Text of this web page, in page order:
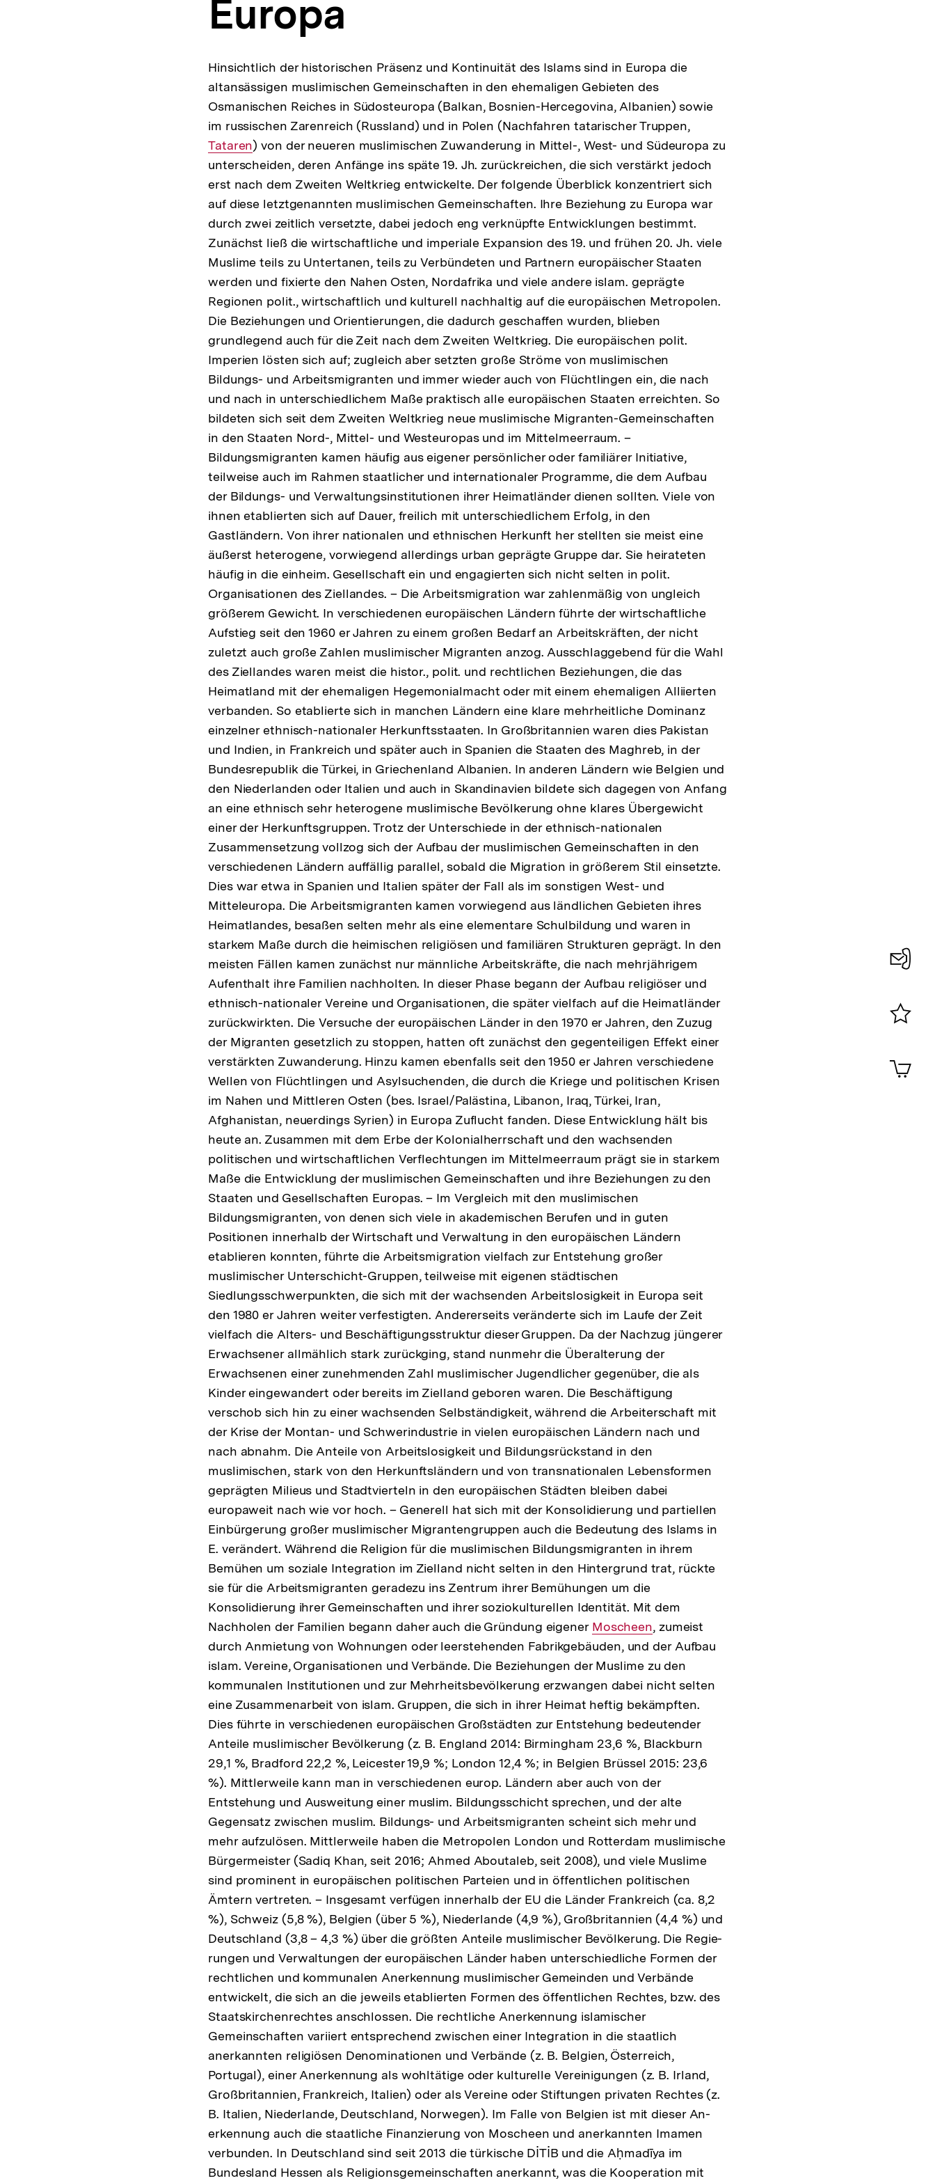
Europa
Hinsichtlich der historischen Präsenz und Kontinuität des Islams sind in Europa die
altansässigen muslimischen Gemeinschaften in den ehemaligen Gebieten des
Osmanischen Reiches in Südosteuropa (Balkan, Bosnien-­Hercegovina, Albanien) sowie
im russischen Zarenreich (Russland) und in Polen (Nachfahren tatarischer Truppen,Interner
Link:
Tataren) von der neueren muslimischen Zuwanderung in Mittel-, West- und Südeuropa zu
unterscheiden, deren Anfänge ins späte 19. Jh. zurückreichen, die sich verstärkt jedoch
erst nach dem Zweiten Weltkrieg entwickelte. Der folgende Überblick konzentriert sich
auf diese letztgenannten muslimischen Gemeinschaften. Ihre Beziehung zu Europa war
durch zwei zeitlich versetzte, dabei jedoch eng verknüpfte Entwicklungen bestimmt.
Zunächst ließ die wirtschaftliche und imperiale Expansion des 19. und frühen 20. Jh. viele
Muslime teils zu Untertanen, teils zu Verbündeten und Partnern europäischer Staaten
werden und fixierte den Nahen Osten, Nordafrika und viele andere islam. geprägte
Regionen polit., wirtschaftlich und kulturell nachhaltig auf die europäischen Metropolen.
Die Beziehungen und Orientierungen, die dadurch geschaffen wurden, blieben
grundlegend auch für die Zeit nach dem Zweiten Weltkrieg. Die europäischen polit.
Imperien lösten sich auf; zugleich aber setzten große Ströme von muslimischen
Bildungs- und Arbeitsmigranten und immer wieder auch von Flüchtlingen ein, die nach
und nach in unterschiedlichem Maße praktisch alle europäischen Staaten erreichten. So
bildeten sich seit dem Zweiten Weltkrieg neue muslimische Migranten-­Gemein­schaf­ten
in den Staaten Nord-, Mittel- und Westeuropas und im Mittelmeerraum. –
Bildungsmigranten kamen häufig aus eigener persönlicher oder familiärer Initiative,
teilweise auch im Rahmen staatlicher und internationaler Programme, die dem Aufbau
der Bildungs- und Verwaltungsinstitutionen ihrer Heimatländer dienen sollten. Viele von
ihnen etablierten sich auf Dauer, freilich mit unterschiedlichem Erfolg, in den
Gastländern. Von ihrer nationalen und ethnischen Herkunft her stellten sie meist eine
äußerst heterogene, vorwiegend allerdings urban geprägte Gruppe dar. Sie heirateten
häufig in die einheim. Gesellschaft ein und engagierten sich nicht selten in polit.
Organisationen des Ziellandes. – Die Arbeitsmigration war zahlenmäßig von ungleich
größerem Gewicht. In verschiedenen europäischen Ländern führte der wirtschaftliche
Aufstieg seit den 1960 er Jahren zu einem großen Bedarf an Arbeitskräften, der nicht
zuletzt auch große Zahlen muslimischer Migranten anzog. Ausschlaggebend für die Wahl
des Ziellandes waren meist die histor., polit. und rechtlichen Beziehungen, die das
Heimatland mit der ehemaligen Hegemonialmacht oder mit einem ehemaligen Alliierten
verbanden. So etablierte sich in manchen Ländern eine klare mehrheitliche Dominanz
einzelner ethnisch-­nationaler Herkunftsstaaten. In Großbritannien waren dies Pakistan
und Indien, in Frankreich und später auch in Spanien die Staaten des Maghreb, in der
Bundesrepublik die Türkei, in Griechenland Albanien. In anderen Ländern wie Belgien und
den Niederlanden oder Italien und auch in Skandinavien bildete sich dagegen von Anfang
an eine ethnisch sehr heterogene muslimische Bevölkerung ohne klares Übergewicht
einer der Herkunftsgruppen. Trotz der Unterschiede in der ethnisch-­nationalen
Zusammensetzung vollzog sich der Aufbau der muslimischen Gemeinschaften in den
verschiedenen Ländern auffällig parallel, sobald die Migration in größerem Stil einsetzte.
Dies war etwa in Spanien und Italien später der Fall als im sonstigen West- und
Mitteleuropa. Die Arbeitsmigranten ­kamen vorwiegend aus ländlichen Gebieten ihres
Heimatlandes, besaßen selten mehr als eine elementare Schulbildung und waren in
starkem Maße durch die heimischen religiösen und familiären Struk­turen geprägt. In den
meisten Fällen kamen zunächst nur männliche Arbeitskräfte, die nach mehrjährigem
Aufenthalt ihre Familien nachholten. In dieser Phase begann der Aufbau religiöser und
ethnisch-­nationaler Vereine und Organisationen, die später vielfach auf die Heimatländer
zurückwirkten. Die Versuche der europäischen Länder in den 1970 er Jahren, den Zuzug
der Migranten gesetzlich zu stoppen, hatten oft zunächst den gegenteiligen Effekt einer
verstärkten Zuwanderung. Hinzu kamen ebenfalls seit den 1950 er Jahren verschiedene
Wellen von Flüchtlingen und Asyl­suchenden, die durch die Kriege und politischen Krisen
im Nahen und Mittleren Osten (bes. Israel/Palästina, Libanon, Iraq, Türkei, Iran,
Afghanistan, neuerdings Syrien) in Europa Zuflucht fanden. Diese Entwicklung hält bis
heute an. Zusammen mit dem Erbe der Kolonialherrschaft und den wachsenden
politischen und wirtschaftlichen Verflechtungen im Mittelmeerraum prägt sie in starkem
Maße die Entwicklung der muslimischen Gemeinschaften und ihre Beziehungen zu den
Staaten und Gesellschaften Europas. – Im Vergleich mit den muslimischen
Bildungsmigranten, von denen sich viele in akademischen Berufen und in guten
Positionen innerhalb der Wirtschaft und Verwaltung in den europäischen Ländern
etablieren konnten, führte die Arbeitsmigration vielfach zur Entstehung großer
muslimischer Unterschicht-­Gruppen, teilweise mit eigenen städtischen
Siedlungsschwerpunkten, die sich mit der wachsenden Arbeitslosigkeit in Europa seit
den 1980 er Jahren weiter verfestigten. Andererseits veränderte sich im Laufe der Zeit
vielfach die Alters- und Beschäftigungsstruktur dieser Gruppen. Da der Nachzug jüngerer
Erwachsener allmählich stark zurückging, stand nunmehr die Überalterung der
Erwachsenen einer zunehmenden Zahl muslimischer Jugendlicher gegenüber, die als
Kinder eingewandert oder bereits im Zielland geboren waren. Die Beschäftigung
verschob sich hin zu einer wachsenden Selbständigkeit, während die Arbeiterschaft mit
der Krise der Montan- und Schwer­industrie in vielen europäischen Ländern nach und
nach abnahm. Die Anteile von Arbeitslosigkeit und Bildungsrückstand in den
muslimischen, stark von den Herkunftsländern und von transnatio­nalen Lebensformen
geprägten Milieus und Stadtvierteln in den ­europäischen Städten bleiben dabei
europaweit nach wie vor hoch. – Generell hat sich mit der Konsolidierung und partiellen
Einbürgerung großer muslimischer Migrantengruppen auch die Bedeutung des Islams in
E. verändert. Während die Religion für die muslimischen Bildungsmigranten in ihrem
Bemühen um soziale Integration im Zielland nicht selten in den Hintergrund trat, rückte
sie für die Arbeitsmigranten geradezu ins Zentrum ihrer Bemühungen um die
Konsolidierung ihrer Gemeinschaften und ­ihrer so­ziokulturellen Identität. Mit dem
Nachholen der Familien begann daher auch die Gründung eigener Interner
Link:
Moscheen, zumeist
durch Anmietung von Wohnungen oder leerstehenden Fabrikgebäuden, und der Aufbau
islam. Vereine, Organisationen und Verbände. Die Beziehungen der Muslime zu den
kommunalen Institutionen und zur Mehrheitsbevölkerung erzwangen dabei nicht selten
eine Zusammenarbeit von islam. Gruppen, die sich in ihrer Heimat heftig bekämpften.
Dies führte in verschiedenen europäischen Großstädten zur Entstehung bedeutender
Anteile muslimischer Bevölkerung (z. B. England 2014: Birmingham 23,6 %, Blackburn
29,1 %, Bradford 22,2 %, Leicester 19,9 %; London 12,4 %; in Belgien Brüssel 2015: 23,6
%). Mittlerweile kann man in verschiedenen europ. Ländern aber auch von der
Entstehung und Ausweitung einer muslim. Bildungsschicht sprechen, und der alte
Gegensatz zwischen muslim. Bildungs- und Arbeitsmigranten scheint sich mehr und
mehr aufzulösen. Mittlerweile haben die Metropolen London und Rotterdam muslimische
Bürgermeister (Sadiq Khan, seit 2016; Ahmed Aboutaleb, seit 2008), und viele Muslime
sind prominent in europäischen politischen Parteien und in öffentlichen politischen
Ämtern vertreten. – Insgesamt verfügen innerhalb der EU die Länder Frankreich (ca. 8,2
%), Schweiz (5,8 %), Belgien (über 5 %), Niederlande (4,9 %), Großbritannien (4,4 %) und
Deutschland (3,8 – 4,3 %) über die größten Anteile muslimischer Bevölkerung. Die Regie­
rungen und Verwaltungen der europäischen Länder haben unterschiedliche Formen der
rechtlichen und kommunalen Anerkennung muslimischer Gemeinden und Verbände
entwickelt, die sich an die jeweils etablierten Formen des öffentlichen Rechtes, bzw. des
Staatskirchenrechtes anschlossen. Die rechtliche Anerkennung islamischer
Gemeinschaften variiert entsprechend zwischen einer In­tegration in die staatlich
anerkannten religiösen Denominationen und Verbände (z. B. Belgien, Österreich,
Portugal), einer Anerkennung als wohltätige oder kulturelle Vereinigungen (z. B. Irland,
Großbritannien, Frankreich, Italien) oder als Vereine oder Stiftungen privaten Rechtes (z.
B. Italien, Niederlande, Deutschland, Norwegen). Im Falle von Belgien ist mit dieser An­
erkennung auch die staatliche Finanzierung von Moscheen und anerkannten Imamen
verbunden. In Deutschland sind seit 2013 die türkische DİTİB und die Aḥmadīya im
Bundesland Hessen als Religionsgemeinschaften anerkannt, was die Kooperation mit